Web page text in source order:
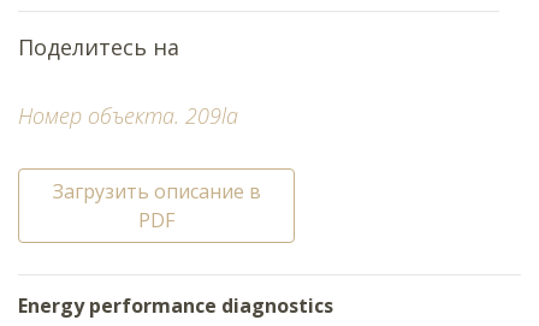
Номер объекта. 209la
Загрузить описание в
PDF
Energy performance diagnostics
Поделитесь на